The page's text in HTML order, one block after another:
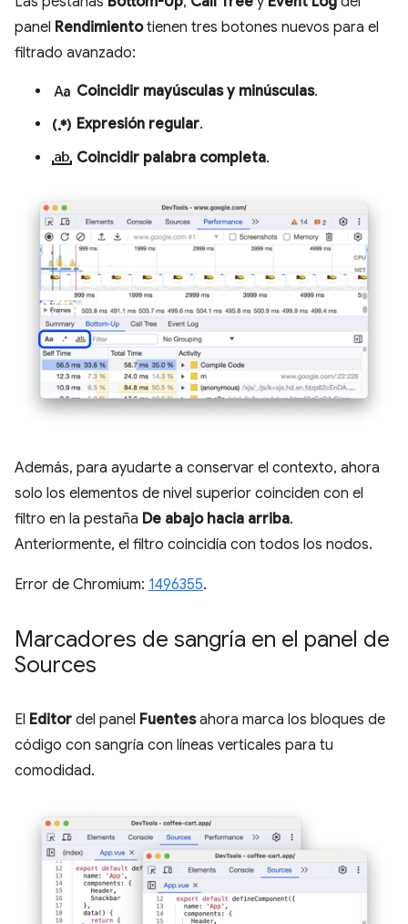
panel Rendimientotienen tres botones nuevos para el
filtrado avanzado:
match_case Coincidir mayúsculas y minúsculas.
regular_expression Expresión regular.
match_word Coincidir palabra completa.
Además, para ayudarte a conservar el contexto, ahora
solo los elementos de nivel superior coinciden con el
filtro en la pestaña De abajo hacia arriba.
Anteriormente, el filtro coincidía con todos los nodos.
Error de Chromium: 1496355.
Marcadores de sangría en el panel de
Sources
El Editor del panel Fuentesahora marca los bloques de
código con sangría con líneas verticales para tu
comodidad.